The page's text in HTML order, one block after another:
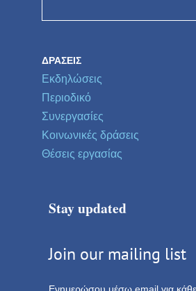
ΔΡΆΣΕΙΣ
Εκδηλώσεις
Περιοδικό
Συνεργασίες
Κοινωνικές δράσεις
Θέσεις εργασίας
Stay updated
Join our mailing list